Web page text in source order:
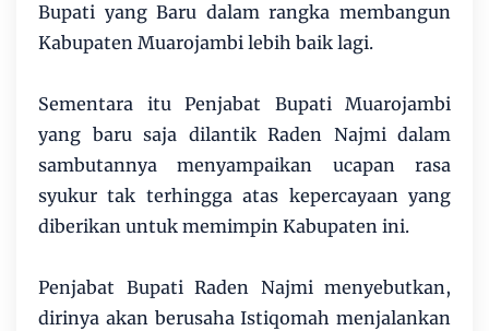
Bupati yang Baru dalam rangka membangun
Kabupaten Muarojambi lebih baik lagi.
Sementara itu Penjabat Bupati Muarojambi
yang baru saja dilantik Raden Najmi dalam
sambutannya menyampaikan ucapan rasa
syukur tak terhingga atas kepercayaan yang
diberikan untuk memimpin Kabupaten ini.
Penjabat Bupati Raden Najmi menyebutkan,
dirinya akan berusaha Istiqomah menjalankan